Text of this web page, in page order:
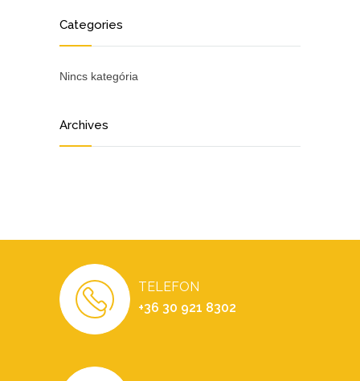
Categories
Nincs kategória
Archives
TELEFON
+36 30 921 8302